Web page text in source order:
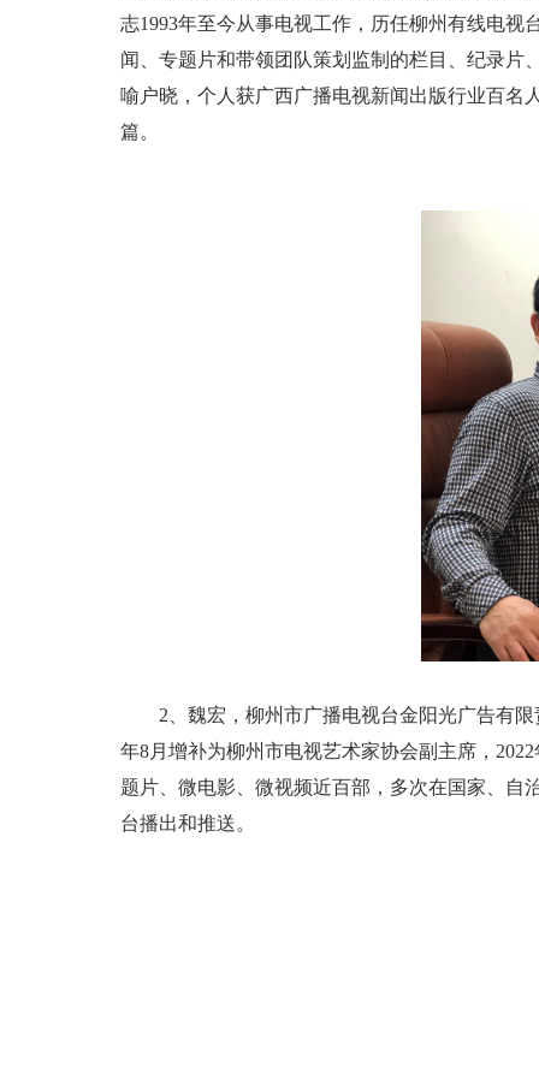
志1993年至今从事电视工作，历任柳州有线电
闻、专题片和带领团队策划监制的栏目、纪录片
喻户晓，个人获广西广播电视新闻出版行业百名
篇。
2、魏宏，柳州市广播电视台金阳光广告有
年8月增补为柳州市电视艺术家协会副主席，
题片、微电影、微视频近百部，多次在国家、自
台播出和推送。